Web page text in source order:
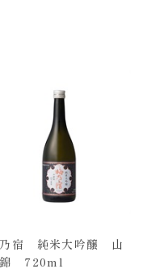
宿 純米大吟醸 山
720ml